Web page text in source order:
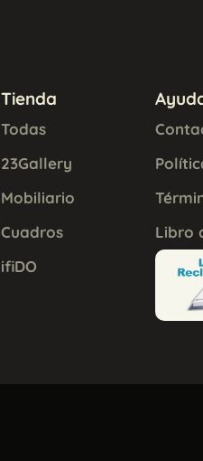
Tienda
Todas
23Gallery
Mobiliario
Cuadros
ifiDO
Libro